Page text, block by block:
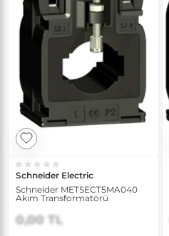
Schneider Electric
Schneider METSECT5MA040
Akım Transformatörü
0,00 TL